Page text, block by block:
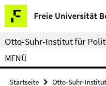
Springe
direkt
zu
Inhalt
Freie Universität
Service-
Navigation
Otto-Suhr-Institut für
MENÜ
Startseite
Otto-Suhr-